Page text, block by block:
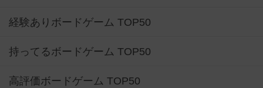
経験ありボードゲーム TOP50
持ってるボードゲーム TOP50
高評価ボードゲーム TOP50